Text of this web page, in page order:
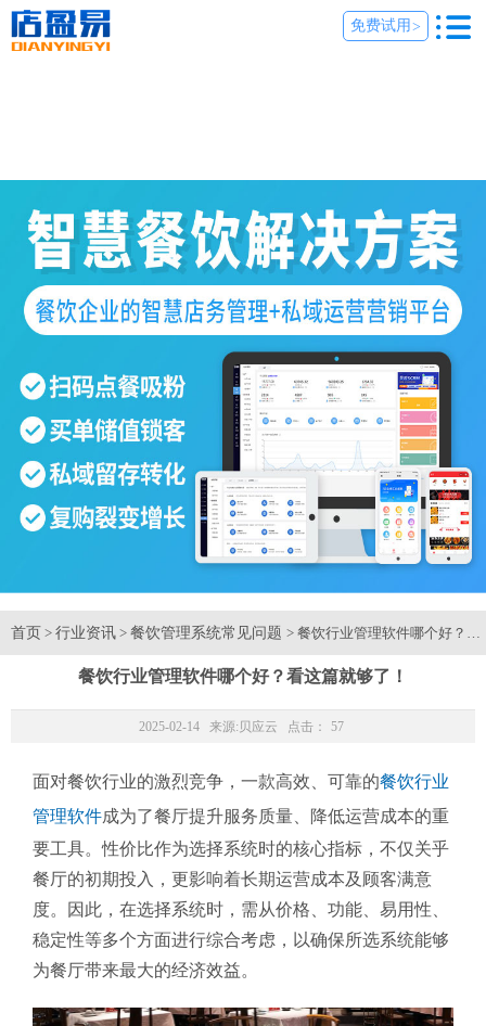
免费试用 >
首页 > 行业资讯 > 餐饮管理系统常见问题 > 餐饮行业管理软件哪个好？看
餐饮行业管理软件哪个好？看这篇就够了！
2025-02-14 来源: 贝应云 点击： 57
面对餐饮行业的激烈竞争，一款高效、可靠的餐饮行业
管理软件成为了餐厅提升服务质量、降低运营成本的重
要工具。性价比作为选择系统时的核心指标，不仅关乎
餐厅的初期投入，更影响着长期运营成本及顾客满意
度。因此，在选择系统时，需从价格、功能、易用性、
稳定性等多个方面进行综合考虑，以确保所选系统能够
为餐厅带来最大的经济效益。